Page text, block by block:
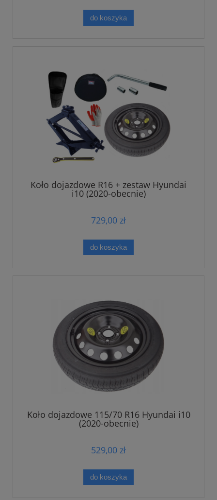
do koszyka
Koło dojazdowe R16 + zestaw Hyundai
i10 (2020-obecnie)
729,00 zł
do koszyka
Koło dojazdowe 115/70 R16 Hyundai i10
(2020-obecnie)
529,00 zł
do koszyka